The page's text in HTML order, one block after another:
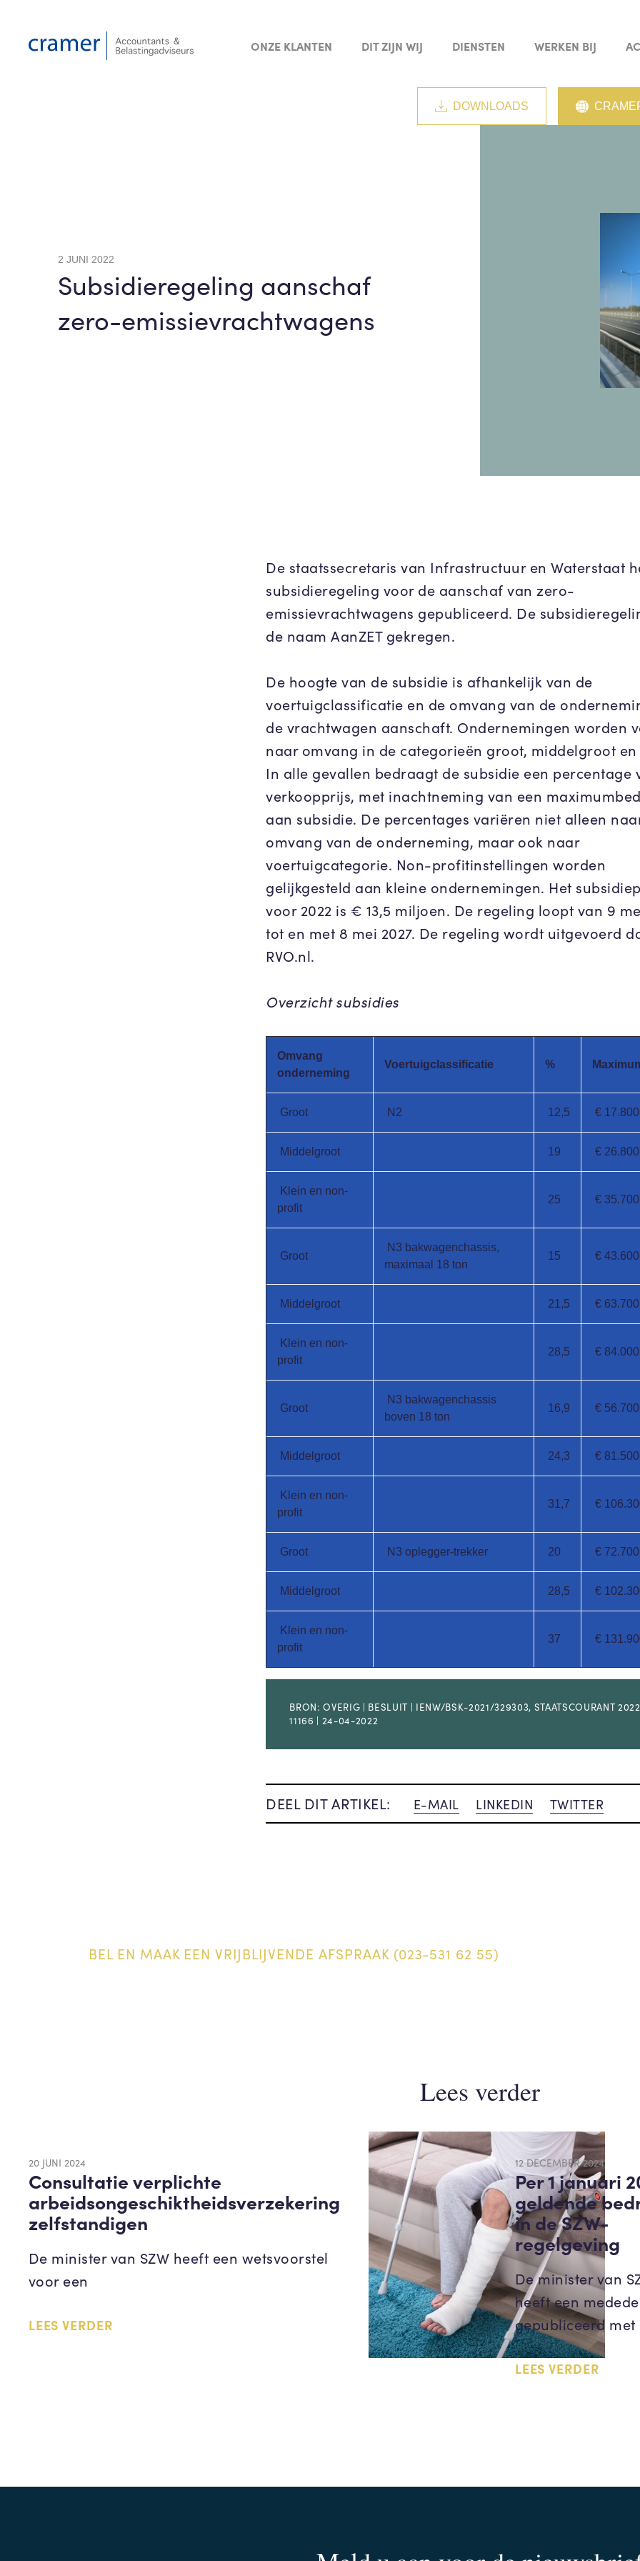
ONZE KLANTEN DIT ZIJN WIJ DIENSTEN WERKEN BIJ
DOWNLOADS
2 JUNI 2022
Subsidieregeling aanschaf
zero-emissievrachtwagens
De staatssecretaris van Infrastructuur en Waterstaat
subsidieregeling voor de aanschaf van zero-
emissievrachtwagens gepubliceerd. De
de naam AanZET gekregen.
De hoogte van de subsidie is afhankelijk van de
voertuigclassificatie en de omvang van de
de vrachtwagen aanschaft. Ondernemingen worden
naar omvang in de categorieën groot, middelgroot
In alle gevallen bedraagt de subsidie een percentage
verkoopprijs, met inachtneming van een
aan subsidie. De percentages variëren niet alleen
omvang van de onderneming, maar ook naar
voertuigcategorie. Non-profitinstellingen worden
gelijkgesteld aan kleine ondernemingen. Het
voor 2022 is € 13,5 miljoen. De regeling loopt van 9
tot en met 8 mei 2027. De regeling wordt uitgevoerd
RVO.nl.
Overzicht subsidies
Omvang
onderneming
Voertuigclassificatie %
Groot N2 12,5 € 17.800
Middelgroot 19 € 26.800
Klein en non-
profit
25 € 35.700
Groot
N3 bakwagenchassis,
maximaal 18 ton
15 € 43.600
Middelgroot 21,5 € 63.700
Klein en non-
profit
28,5 € 84.000
Groot
N3 bakwagenchassis
boven 18 ton
16,9 € 56.700
Middelgroot 24,3 € 81.500
Klein en non-
profit
31,7 €
Groot N3 oplegger-trekker 20 € 72.700
Middelgroot 28,5 €
Klein en non-
profit
37 €
BRON: OVERIG | BESLUIT | IENW/BSK-2021/329303, STAATSCOURANT
11166 | 24-04-2022
DEEL DIT ARTIKEL: E-MAIL LINKEDIN TWITTER
BEL EN MAAK EEN VRIJBLIJVENDE AFSPRAAK (023-531 62 55)
Lees verder
20 JUNI 2024
Consultatie verplichte
arbeidsongeschiktheidsverzekering
zelfstandigen
De minister van SZW heeft een wetsvoorstel
voor een
LEES VERDER
12 DECEMBER 2024
Per 1 januari
geldende
in de SZW-
regelgeving
De minister van
heeft een
gepubliceerd met
LEES VERDER